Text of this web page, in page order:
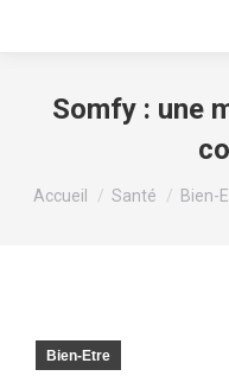
Somfy : une
Vous êtes ici :
Accueil Santé Bien-
Bien-Etre